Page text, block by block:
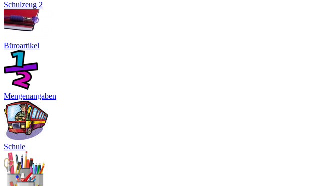
Schulzeug 2
Büroartikel
Mengenangaben
Schule